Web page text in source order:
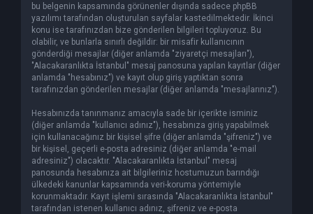
bu belgenin kapsamında görünenler dışında sadece phpBB
yazılımı tarafından oluşturulan sayfalar kastedilmektedir. İkinci
konu ise tarafınızdan bize gönderilen bilgileri topluyoruz. Bu
olabilir, ve bunlarla sınırlı değildir: bir misafir kullanıcının
gönderdiği mesajlar (diğer anlamda "ziyaretçi mesajları"),
"Alacakaranlıkta İstanbul" mesaj panosuna yapılan kayıtlar (diğer
anlamda "hesabınız") ve kayıt olup giriş yaptıktan sonra
tarafınızdan gönderilen mesajlar (diğer anlamda "mesajlarınız").
Hesabınızda tanınmanız amacıyla sade bir içerikte isminiz
(diğer anlamda "kullanıcı adınız"), hesabınıza giriş yapabilmek
için kullanacağınız bir kişisel şifre (diğer anlamda "şifreniz") ve
bir kişisel, geçerli e-posta adresiniz (diğer anlamda "e-mail
adresiniz") olacaktır. "Alacakaranlıkta İstanbul" mesaj
panosunda hesabınıza ait bilgileriniz hostumuzun barındığı
ülkedeki kanunlar kapsamında veri-koruma yöntemiyle
korunmaktadır. Kayıt işlemi sırasında "Alacakaranlıkta İstanbul"
tarafından istenen kullanıcı adınız, şifreniz ve e-posta